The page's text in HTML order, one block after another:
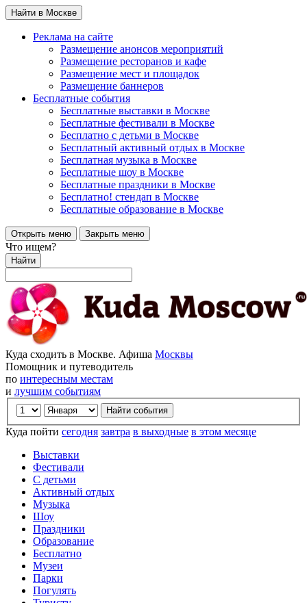
Найти в Москве
Реклама на сайте
Размещение анонсов мероприятий
Размещение ресторанов и кафе
Размещение мест и площадок
Размещение баннеров
Бесплатные события
Бесплатные выставки в Москве
Бесплатные фестивали в Москве
Бесплатно с детьми в Москве
Бесплатный активный отдых в Москве
Бесплатная музыка в Москве
Бесплатные шоу в Москве
Бесплатные праздники в Москве
Бесплатно! стендап в Москве
Бесплатные образование в Москве
Открыть меню Закрыть меню
Что ищем?
Найти
Куда сходить в Москве. Афиша Москвы
Помощник и путеводитель
по интересным местам
и лучшим событиям
Куда пойти сегодня завтра в выходные в этом месяце
Выставки
Фестивали
С детьми
Активный отдых
Музыка
Шоу
Праздники
Образование
Бесплатно
Музеи
Парки
Погулять